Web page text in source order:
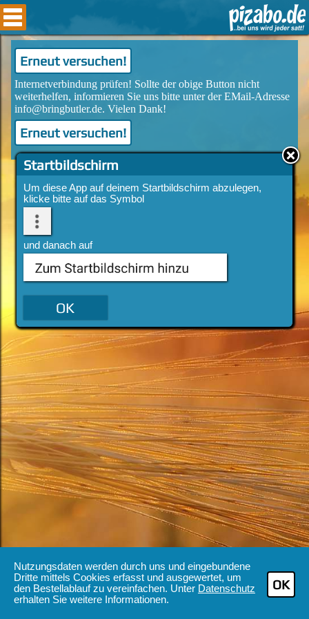
Nutzungsdaten werden durch uns und eingebundene
Dritte mittels Cookies erfasst und ausgewertet, um
den Bestellablauf zu vereinfachen. Unter Datenschutz
erhalten Sie weitere Informationen.
OK
Startbildschirm
Um diese App auf deinem Startbildschirm abzulegen,
klicke bitte auf das Symbol
und danach auf
Erneut versuchen!
Erneut versuchen!